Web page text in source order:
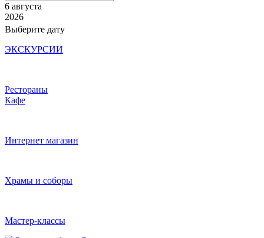
6 августа
2026
Выберите дату
ЭКСКУРСИИ
Рестораны
Кафе
Интернет магазин
Храмы и соборы
Мастер-классы